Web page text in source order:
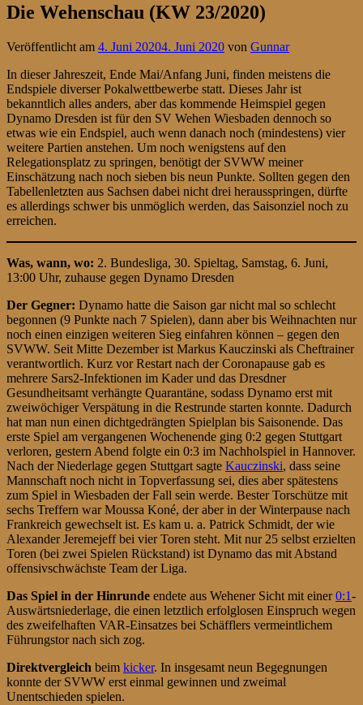
Die Wehenschau (KW 23/2020)
Veröffentlicht am 4. Juni 20204. Juni 2020 von Gunnar
In dieser Jahreszeit, Ende Mai/Anfang Juni, finden meistens die
Endspiele diverser Pokalwettbewerbe statt. Dieses Jahr ist
bekanntlich alles anders, aber das kommende Heimspiel gegen
Dynamo Dresden ist für den SV Wehen Wiesbaden dennoch so
etwas wie ein Endspiel, auch wenn danach noch (mindestens) vier
weitere Partien anstehen. Um noch wenigstens auf den
Relegationsplatz zu springen, benötigt der SVWW meiner
Einschätzung nach noch sieben bis neun Punkte. Sollten gegen den
Tabellenletzten aus Sachsen dabei nicht drei herausspringen, dürfte
es allerdings schwer bis unmöglich werden, das Saisonziel noch zu
erreichen.
Was, wann, wo: 2. Bundesliga, 30. Spieltag, Samstag, 6. Juni,
13:00 Uhr, zuhause gegen Dynamo Dresden
Der Gegner: Dynamo hatte die Saison gar nicht mal so schlecht
begonnen (9 Punkte nach 7 Spielen), dann aber bis Weihnachten nur
noch einen einzigen weiteren Sieg einfahren können – gegen den
SVWW. Seit Mitte Dezember ist Markus Kauczinski als Cheftrainer
verantwortlich. Kurz vor Restart nach der Coronapause gab es
mehrere Sars2-Infektionen im Kader und das Dresdner
Gesundheitsamt verhängte Quarantäne, sodass Dynamo erst mit
zweiwöchiger Verspätung in die Restrunde starten konnte. Dadurch
hat man nun einen dichtgedrängten Spielplan bis Saisonende. Das
erste Spiel am vergangenen Wochenende ging 0:2 gegen Stuttgart
verloren, gestern Abend folgte ein 0:3 im Nachholspiel in Hannover.
Nach der Niederlage gegen Stuttgart sagte Kauczinski, dass seine
Mannschaft noch nicht in Topverfassung sei, dies aber spätestens
zum Spiel in Wiesbaden der Fall sein werde. Bester Torschütze mit
sechs Treffern war Moussa Koné, der aber in der Winterpause nach
Frankreich gewechselt ist. Es kam u. a. Patrick Schmidt, der wie
Alexander Jeremejeff bei vier Toren steht. Mit nur 25 selbst erzielten
Toren (bei zwei Spielen Rückstand) ist Dynamo das mit Abstand
offensivschwächste Team der Liga.
Das Spiel in der Hinrunde endete aus Wehener Sicht mit einer0:1-
Auswärtsniederlage, die einen letztlich erfolglosen Einspruch wegen
des zweifelhaften VAR-Einsatzes bei Schäfflers vermeintlichem
Führungstor nach sich zog.
Direktvergleich beim kicker. In insgesamt neun Begegnungen
konnte der SVWW erst einmal gewinnen und zweimal
Unentschieden spielen.